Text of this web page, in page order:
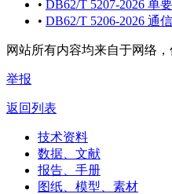
• DB62/T 5207-2026 单
• DB62/T 5206-2026 通
网站所有内容均来自于网络，
举报
返回列表
技术资料
数据、文献
报告、手册
图纸、模型、素材